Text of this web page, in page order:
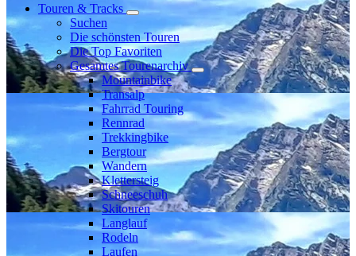
Touren & Tracks
Suchen
Die schönsten Touren
Die Top Favoriten
Gesamtes Tourenarchiv
Mountainbike
Transalp
Fahrrad Touring
Rennrad
Trekkingbike
Bergtour
Wandern
Klettersteig
Schneeschuh
Skitouren
Langlauf
Rodeln
Laufen